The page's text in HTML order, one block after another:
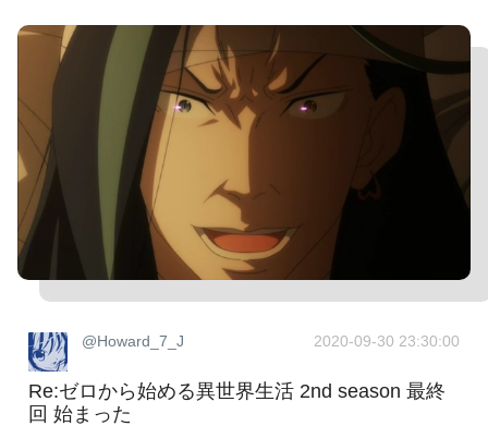
@Howard_7_J 2020-09-30 23:30:00
Re:ゼロから始める異世界生活 2nd season 最終
回 始まった